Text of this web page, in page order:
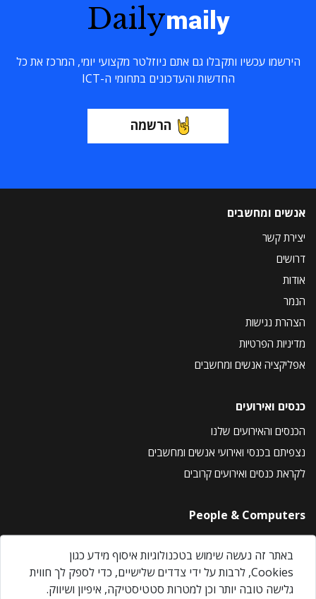
Dailymaily
הירשמו עכשיו ותקבלו גם אתם ניוזלטר מקצועי יומי, המרכז את כל
החדשות והעדכונים בתחומי ה-ICT
הרשמה
אנשים ומחשבים
יצירת קשר
דרושים
אודות
הנמר
הצהרת נגישות
מדיניות הפרטיות
אפליקציה אנשים ומחשבים
כנסים ואירועים
הכנסים והאירועים שלנו
נצפיתם בכנסי ואירועי אנשים ומחשבים
לקראת כנסים ואירועים קרובים
People & Computers
About Us
Privacy Policy
Contact Us
באתר זה נעשה שימוש בטכנולוגיות איסוף מידע כגון
Cookies, לרבות על ידי צדדים שלישיים, כדי לספק לך חווית
גלישה טובה יותר וכן למטרות סטטיסטיקה, איפיון ושיווק.